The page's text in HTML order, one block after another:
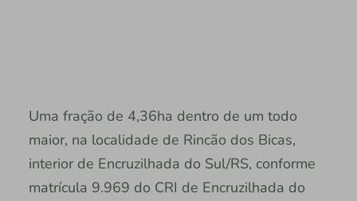
Uma fração de 4,36ha dentro de um todo
maior, na localidade de Rincão dos Bicas,
interior de Encruzilhada do Sul/RS, conforme
matrícula 9.969 do CRI de Encruzilhada do